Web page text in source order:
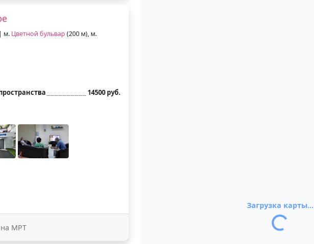
| м. Цветной бульвар (200 м), м.
14500 руб.
на МРТ
Загрузка карты...